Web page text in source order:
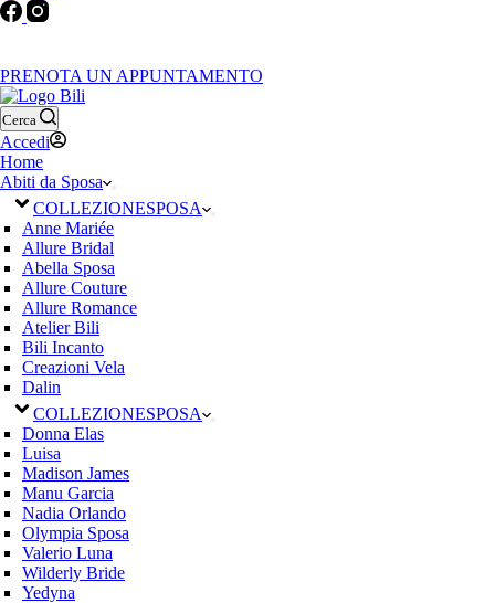
PRENOTA UN APPUNTAMENTO
Cerca
Accedi
Home
Abiti da Sposa
COLLEZIONESPOSA
Anne Mariée
Allure Bridal
Abella Sposa
Allure Couture
Allure Romance
Atelier Bili
Bili Incanto
Creazioni Vela
Dalin
COLLEZIONESPOSA
Donna Elas
Luisa
Madison James
Manu Garcia
Nadia Orlando
Olympia Sposa
Valerio Luna
Wilderly Bride
Yedyna